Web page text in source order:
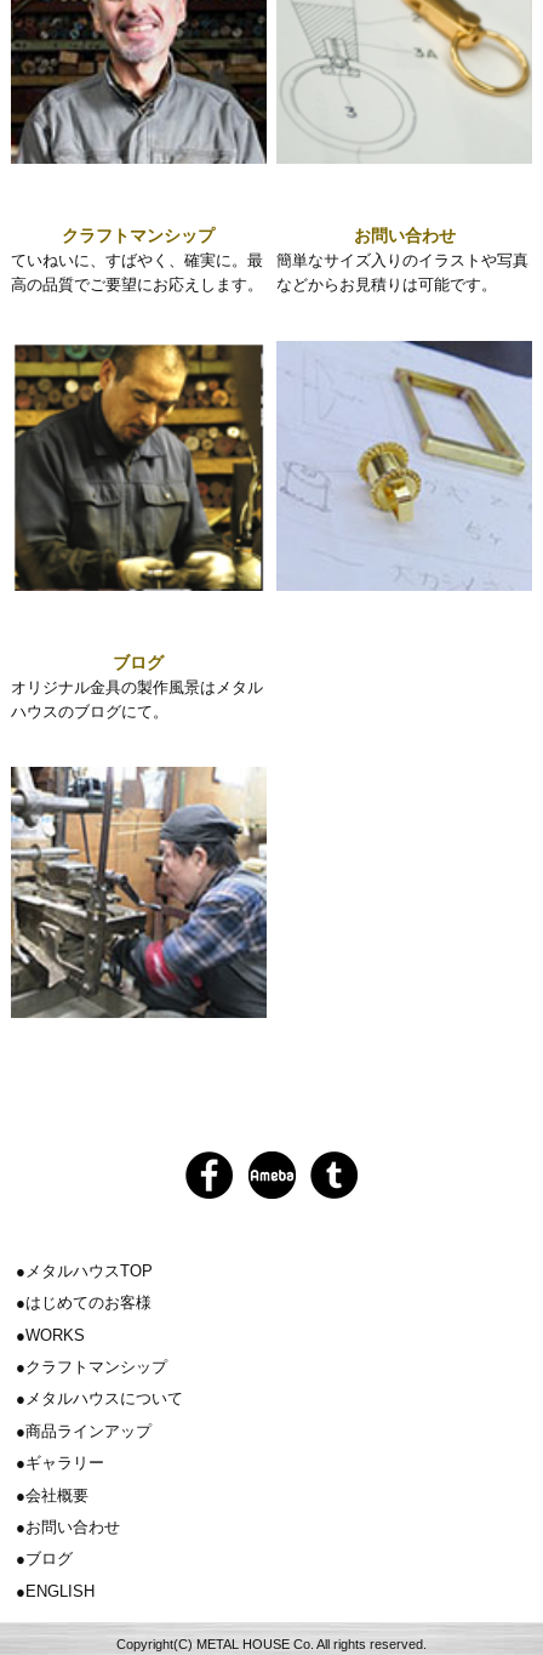
クラフトマンシップ
ていねいに、すばやく、確実に。最
高の品質でご要望にお応えします。
お問い合わせ
簡単なサイズ入りのイラストや写真
などからお見積りは可能です。
ブログ
オリジナル金具の製作風景はメタル
ハウスのブログにて。
メタルハウスTOP
はじめてのお客様
WORKS
クラフトマンシップ
メタルハウスについて
商品ラインアップ
ギャラリー
会社概要
お問い合わせ
ブログ
ENGLISH
Copyright(C) METAL HOUSE Co. All rights reserved.